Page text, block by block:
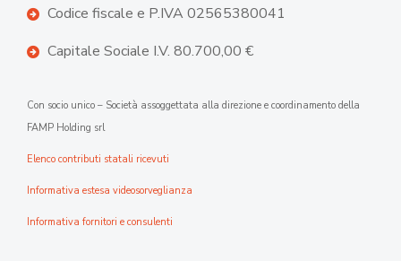
Codice fiscale e P.IVA 02565380041
Capitale Sociale I.V. 80.700,00 €
Con socio unico – Società assoggettata alla direzione e coordinamento della
FAMP Holding srl
Elenco contributi statali ricevuti
Informativa estesa videosorveglianza
Informativa fornitori e consulenti